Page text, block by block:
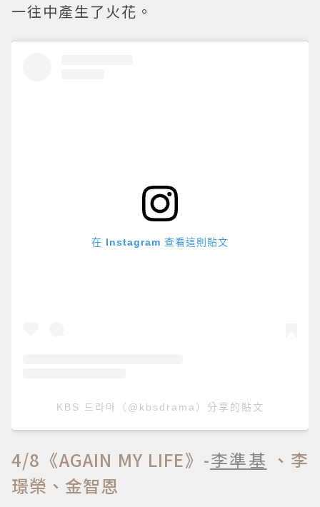
一往中產生了火花。
在 Instagram 查看這則貼文
KBS 드라마（@kbsdrama）分享的貼文
4/8《AGAIN MY LIFE》-李準基 、李
璟榮、金智恩